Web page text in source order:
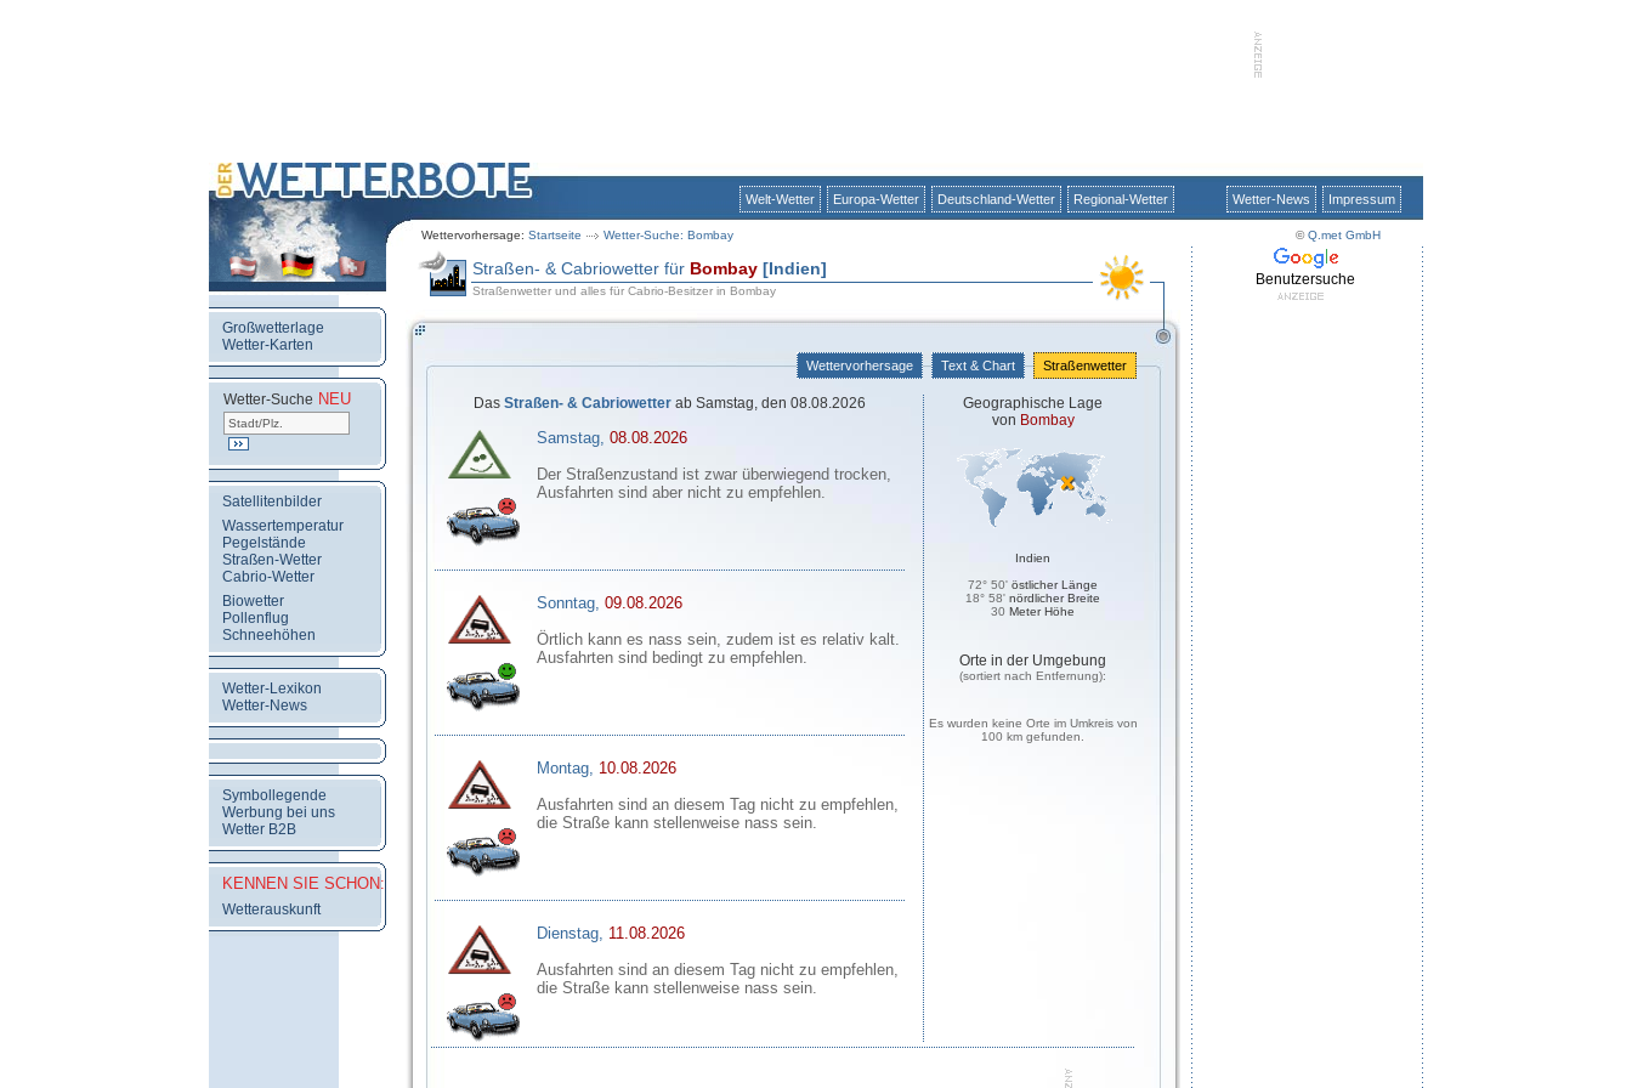
Welt-Wetter Europa-Wetter Deutschland-Wetter Regional-Wetter
Wettervorhersage: Startseite Wetter-Suche: Bombay
Wetter-News Impressum
©Q.met GmbH
Großwetterlage
Wetter-Karten
Wetter-Suche NEU
Satellitenbilder
Wassertemperatur
Pegelstände
Straßen-Wetter
Cabrio-Wetter
Biowetter
Pollenflug
Schneehöhen
Wetter-Lexikon
Wetter-News
Symbollegende
Werbung bei uns
Wetter B2B
KENNEN SIE SCHON:
Wetterauskunft
Straßen- & Cabriowetter für Bombay [Indien]
Straßenwetter und alles für Cabrio-Besitzer in Bombay
Wettervorhersage Text & Chart Straßenwetter
Das Straßen- & Cabriowetter ab Samstag, den 08.08.2026
Samstag, 08.08.2026
Der Straßenzustand ist zwar überwiegend trocken,
Ausfahrten sind aber nicht zu empfehlen.
Sonntag, 09.08.2026
Örtlich kann es nass sein, zudem ist es relativ kalt.
Ausfahrten sind bedingt zu empfehlen.
Montag, 10.08.2026
Ausfahrten sind an diesem Tag nicht zu empfehlen,
die Straße kann stellenweise nass sein.
Dienstag, 11.08.2026
Ausfahrten sind an diesem Tag nicht zu empfehlen,
die Straße kann stellenweise nass sein.
Geographische Lage
von Bombay
Indien
72° 50' östlicher Länge
18° 58' nördlicher Breite
30 Meter Höhe
Orte in der Umgebung
(sortiert nach Entfernung):
Es wurden keine Orte im Umkreis von
100 km gefunden.
Benutzersuche